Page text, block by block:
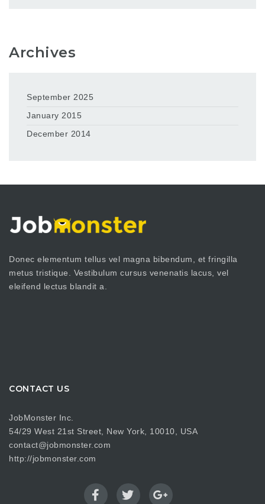
Archives
September 2025
January 2015
December 2014
Donec elementum tellus vel magna bibendum, et fringilla
metus tristique. Vestibulum cursus venenatis lacus, vel
eleifend lectus blandit a.
CONTACT US
JobMonster Inc.
54/29 West 21st Street, New York, 10010, USA
contact@jobmonster.com
http://jobmonster.com